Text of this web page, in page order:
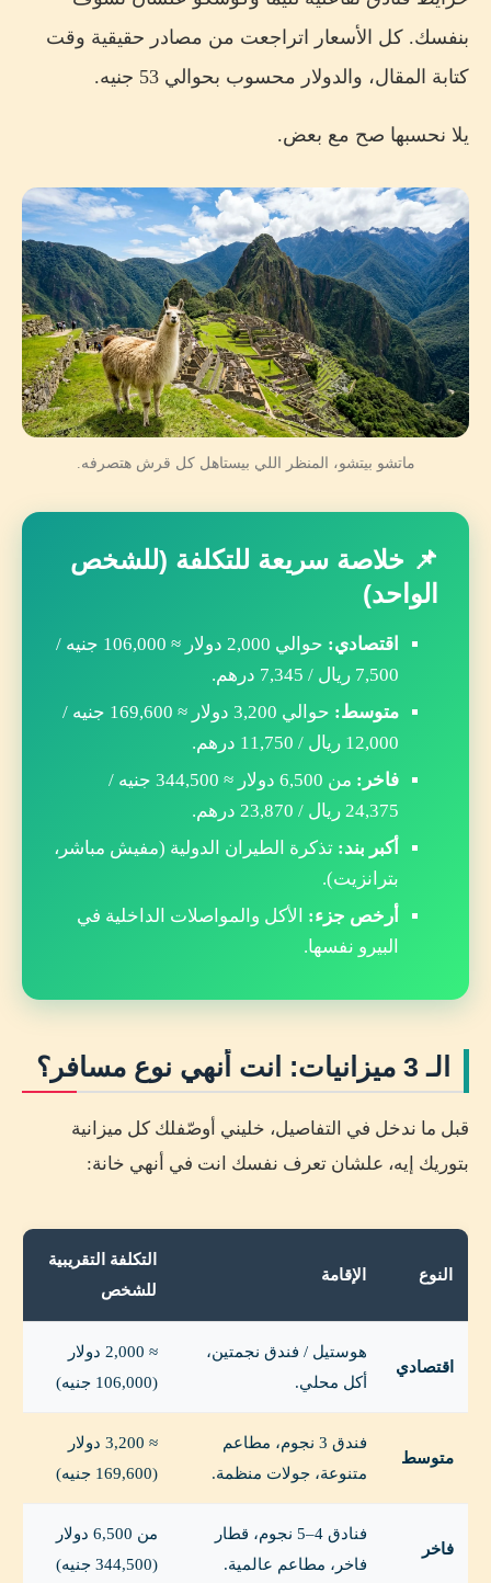
بنفسك. كل الأسعار اتراجعت من مصادر حقيقية وقت
كتابة المقال، والدولار محسوب بحوالي 53 جنيه.
يلا نحسبها صح مع بعض.
ماتشو بيتشو، المنظر اللي بيستاهل كل قرش هتصرفه.
📌 خلاصة سريعة للتكلفة (للشخص
الواحد)
اقتصادي:
حوالي 2,000 دولار ≈ 106,000 جنيه /
7,500 ريال / 7,345 درهم.
متوسط:
حوالي 3,200 دولار ≈ 169,600 جنيه /
12,000 ريال / 11,750 درهم.
فاخر:
من 6,500 دولار ≈ 344,500 جنيه /
24,375 ريال / 23,870 درهم.
أكبر بند: تذكرة الطيران الدولية (مفيش مباشر،
بترانزيت).
أرخص جزء: الأكل والمواصلات الداخلية في
البيرو نفسها.
الـ 3 ميزانيات: انت أنهي نوع مسافر؟
قبل ما ندخل في التفاصيل، خليني أوصّفلك كل ميزانية
بتوريك إيه، علشان تعرف نفسك انت في أنهي خانة:
النوع الإقامة
التكلفة التقريبية
للشخص
اقتصادي
هوستيل / فندق نجمتين،
أكل محلي.
≈ 2,000 دولار
(106,000 جنيه)
متوسط
فندق 3 نجوم، مطاعم
متنوعة، جولات منظمة.
≈ 3,200 دولار
(169,600 جنيه)
فاخر
فنادق 4–5 نجوم، قطار
فاخر، مطاعم عالمية.
من 6,500 دولار
(344,500 جنيه)